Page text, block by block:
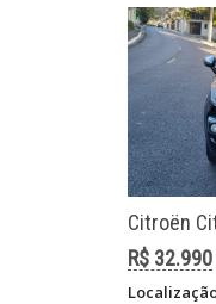
Citroën
R$ 32.990